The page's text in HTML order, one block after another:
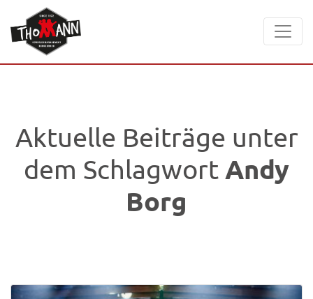
Aktuelle Beiträge unter
dem Schlagwort Andy
Borg